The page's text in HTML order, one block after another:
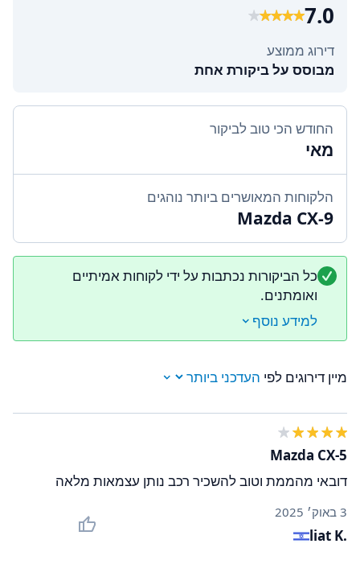
7.0
דירוג ממוצע
מבוסס על ביקורת אחת
החודש הכי טוב לביקור
מאי
הלקוחות המאושרים ביותר נוהגים
Mazda CX-9
כל הביקורות נכתבות על ידי לקוחות אמיתיים
ואומתנים.
למידע נוסף
מיין דירוגים לפי
3 באוק׳ 2025
liat K.
Mazda CX-5
דובאי מהממת וטוב להשכיר רכב נותן עצמאות מלאה